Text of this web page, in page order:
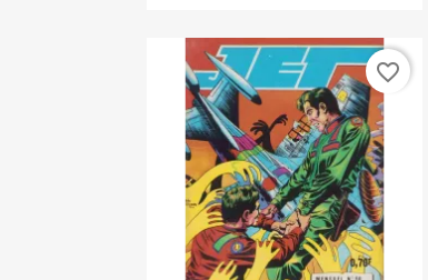
favorite_border